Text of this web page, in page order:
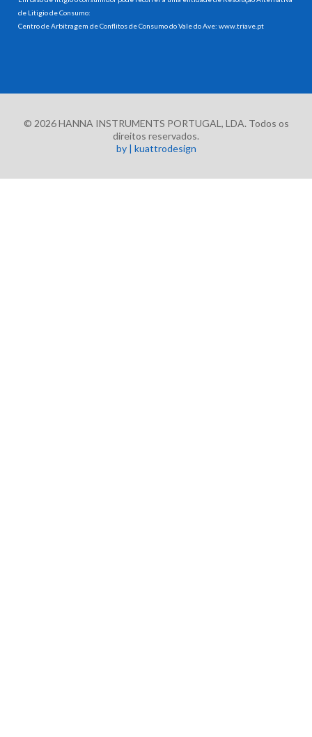
de Litigio de Consumo:
Centro de Arbitragem de Conflitos de Consumo do Vale do Ave:www.triave.pt
© 2026 HANNA INSTRUMENTS PORTUGAL, LDA. Todos os
direitos reservados.
by | kuattrodesign